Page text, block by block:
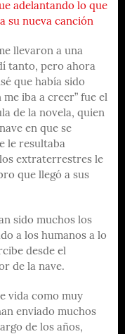
adelantando lo que
su nueva canción
llevaron a una
tanto, pero ahora
que había sido
iba a creer” fue el
de la novela, quien
en que se
le resultaba
extraterrestres le
que llegó a sus
sido muchos los
a los humanos a lo
desde el
de la nave.
vida como muy
enviado muchos
de los años,